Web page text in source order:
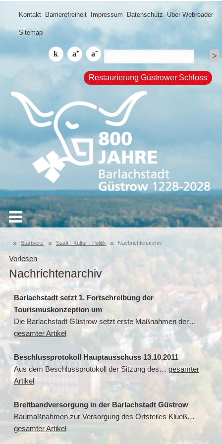
Kontakt Barrierefreiheit Impressum Datenschutz Über Webreader
Sitemap
Restaurierung Güstrower Schloss
Startseite Stadt · Kultur · Politik Nachrichtenarchiv
Vorlesen
Nachrichtenarchiv
Barlachstadt setzt 1. Fortschreibung der
Tourismuskonzeption um
Die Barlachstadt Güstrow setzt erste Maßnahmen der…
gesamter Artikel
Beschlussprotokoll Hauptausschuss 13.10.2011
Aus dem Beschlussprotokoll der Sitzung des… gesamter
Artikel
Breitbandversorgung in der Barlachstadt Güstrow
Baumaßnahmen zur Versorgung des Ortsteiles Klueß…
gesamter Artikel